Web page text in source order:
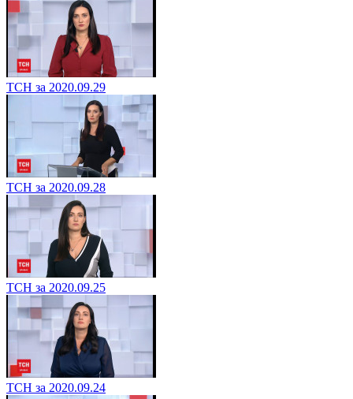
ТСН за 2020.09.29
ТСН за 2020.09.28
ТСН за 2020.09.25
ТСН за 2020.09.24